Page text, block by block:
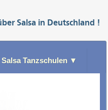
Salsa in Deutschland !
Salsa Tanzschulen ▼